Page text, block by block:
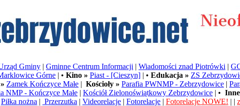
Gminy | Gminne Centrum Informacji | Wiadomości znad Piotrówki |
Górne | • Kino » Piast - [Cieszyn] | • Edukacja » ZS
Zamek Kończyce Małe | Kościoły » Parafia PWNMP - Zebrzydowice |
NMP - Kończyce Małe | Kościół Zielonoświątkowy Zebrzydowice | •
Piłka nożna | Przerzutka | Videorelacje | Fotorelacje | Fotorelacje NOWE! | |